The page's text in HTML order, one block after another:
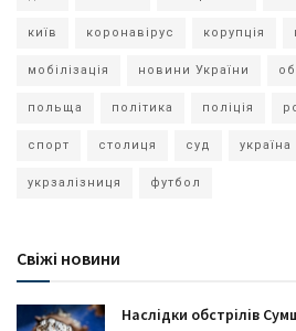
київ коронавірус корупція
мобілізація новини України
польща політика поліція
спорт столиця суд україна
укрзалізниця футбол
Свіжі новини
Наслідки обстрілів